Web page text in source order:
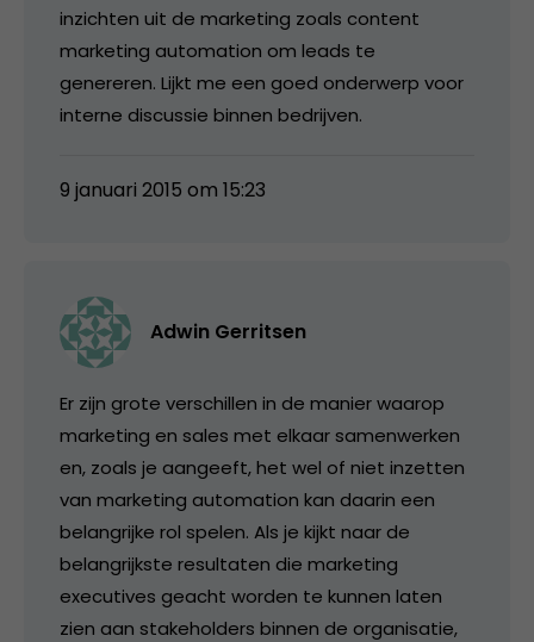
inzichten uit de marketing zoals content
marketing automation om leads te
genereren. Lijkt me een goed onderwerp voor
interne discussie binnen bedrijven.
9 januari 2015 om 15:23
Adwin Gerritsen
Er zijn grote verschillen in de manier waarop
marketing en sales met elkaar samenwerken
en, zoals je aangeeft, het wel of niet inzetten
van marketing automation kan daarin een
belangrijke rol spelen. Als je kijkt naar de
belangrijkste resultaten die marketing
executives geacht worden te kunnen laten
zien aan stakeholders binnen de organisatie,